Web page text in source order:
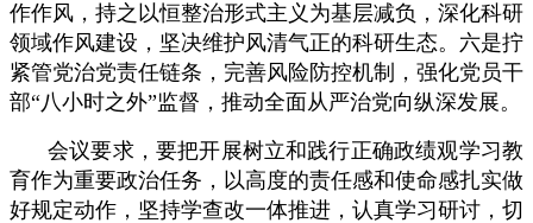
作作风，持之以恒整治形式主义为基层减负，深化科研
领域作风建设，坚决维护风清气正的科研生态。六是拧
紧管党治党责任链条，完善风险防控机制，强化党员干
部“八小时之外”监督，推动全面从严治党向纵深发展。
会议要求，要把开展树立和践行正确政绩观学习教
育作为重要政治任务，以高度的责任感和使命感扎实做
好规定动作，坚持学查改一体推进，认真学习研讨，切